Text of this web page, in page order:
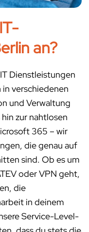
an?
Dienstleistungen
verschiedenen
und Verwaltung
zur nahtlosen
365 – wir
die genau auf
sind. Ob es um
oder VPN geht,
die
in deinem
Service-Level-